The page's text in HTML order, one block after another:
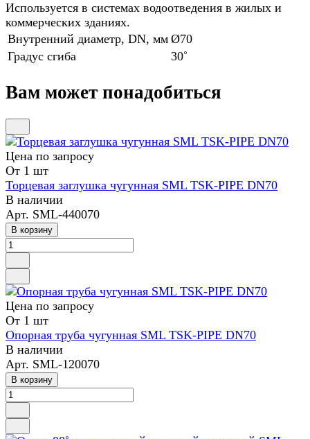
Используется в системах водоотведения в жилых и
коммерческих зданиях.
Внутренний диаметр, DN, мм Ø70
Градус сгиба
30˚
Вам может понадобиться
Цена по запросу
От 1 шт
Торцевая заглушка чугунная SML TSK-PIPE DN70
В наличии
Арт. SML-440070
В корзину
Цена по запросу
От 1 шт
Опорная труба чугунная SML TSK-PIPE DN70
В наличии
Арт. SML-120070
В корзину